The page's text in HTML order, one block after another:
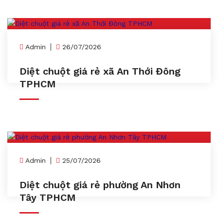
Admin 26/07/2026
Diệt chuột giá rẻ xã An Thới Đông
TPHCM
Admin 25/07/2026
Diệt chuột giá rẻ phường An Nhơn
Tây TPHCM